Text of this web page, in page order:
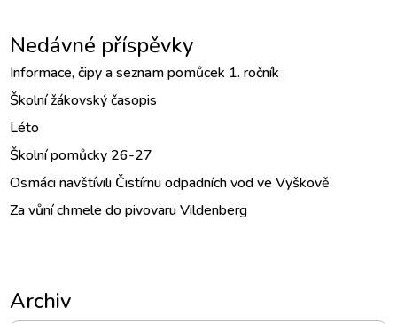
Nedávné příspěvky
Informace, čipy a seznam pomůcek 1. ročník
Školní žákovský časopis
Léto
Školní pomůcky 26-27
Osmáci navštívili Čistírnu odpadních vod ve Vyškově
Za vůní chmele do pivovaru Vildenberg
ArchivArchiv